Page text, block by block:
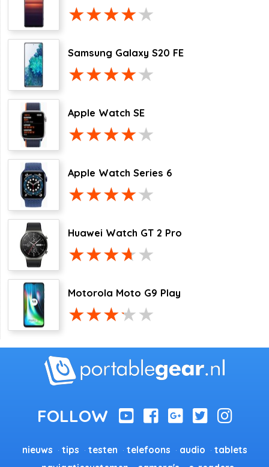
Samsung Galaxy S20 FE
Apple Watch SE
Apple Watch Series 6
Huawei Watch GT 2 Pro
Motorola Moto G9 Play
nieuws tips testen telefoons audio
tablets